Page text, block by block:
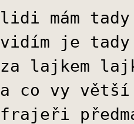
lidi mám
vidím je
za lajkem
a co vy
frajeři